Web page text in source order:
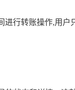
进行转账操作,用